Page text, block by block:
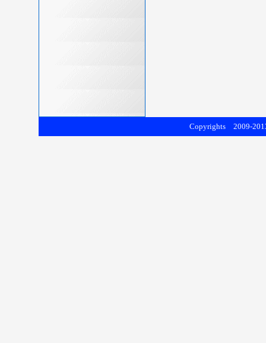
Copyrights 2009-